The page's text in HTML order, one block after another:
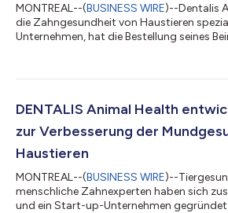
MONTREAL--(BUSINESS WIRE)--Dentalis
die Zahngesundheit von Haustieren
Unternehmen, hat die Bestellung seines
internationale Geschäftserfahrung. Als
Karriere bei Ciba-Geigy in der Schweiz.
DENTALIS Animal Health
zur Verbesserung der
Haustieren
MONTREAL--(BUSINESS WIRE)--
menschliche Zahnexperten haben sich
und ein Start-up-Unternehmen